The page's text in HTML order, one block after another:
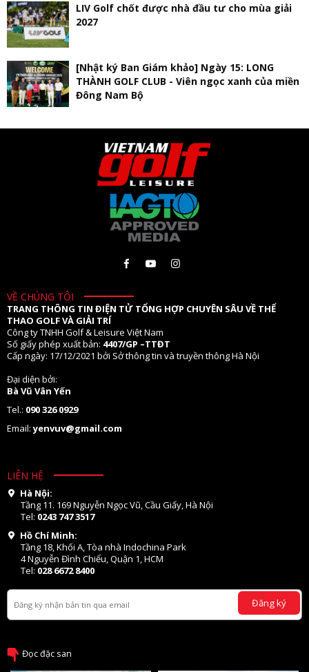
LIV Golf chốt được nhà đầu tư cho mùa giải
2027
[Nhật ký Ban Giám khảo] Ngày 15: LONG
THÀNH GOLF CLUB - Viên ngọc xanh của miền
Đông Nam Bộ
VỀ CHÚNG TÔI
TRANG THÔNG TIN ĐIỆN TỬ TỔNG HỢP CHUYÊN SÂU VỀ THỂ
THAO GOLF VÀ GIẢI TRÍ
Công ty TNHH Golf & Leisure Việt Nam
Số giấy phép xuất bản: 4407/GP –TTĐT
Cấp ngày: 17/12/2021 bởi Sở thông tin và truyền thông Hà Nội
Đại diện bởi:
Bà Vũ Vân Yến
Tel.: 090 326 0929
Email:yenvuv@gmail.com
LIÊN HỆ
Hà Nội:
Tầng 11. 169 Nguyễn Ngọc Vũ, Cầu Giấy, Hà Nội
Tel: 0243 747 3517
Hồ Chí Minh:
Tầng 18, Khối A, Tòa nhà Indochina Park
4 Nguyễn Đình Chiểu, Quận 1, HCM
Tel: 028 6672 8400
Đăng ký
Đọc đặc san